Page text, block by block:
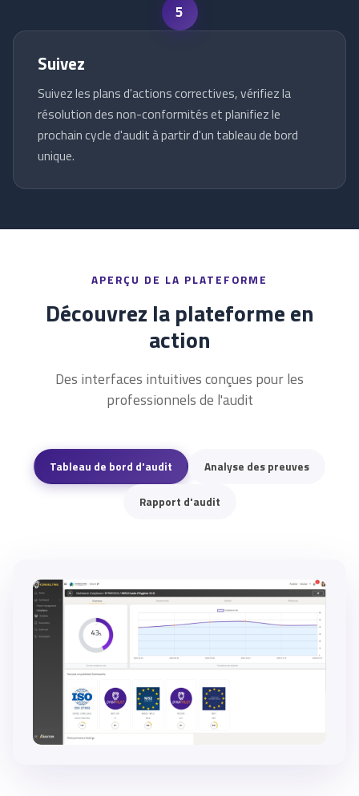
5
Suivez
Suivez les plans d'actions correctives, vérifiez la
résolution des non-conformités et planifiez le
prochain cycle d'audit à partir d'un tableau de bord
unique.
APERÇU DE LA PLATEFORME
Découvrez la plateforme en
action
Des interfaces intuitives conçues pour les
professionnels de l'audit
Tableau de bord d'audit Analyse des preuves
Rapport d'audit